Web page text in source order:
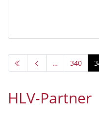
… 340
HLV-Partner